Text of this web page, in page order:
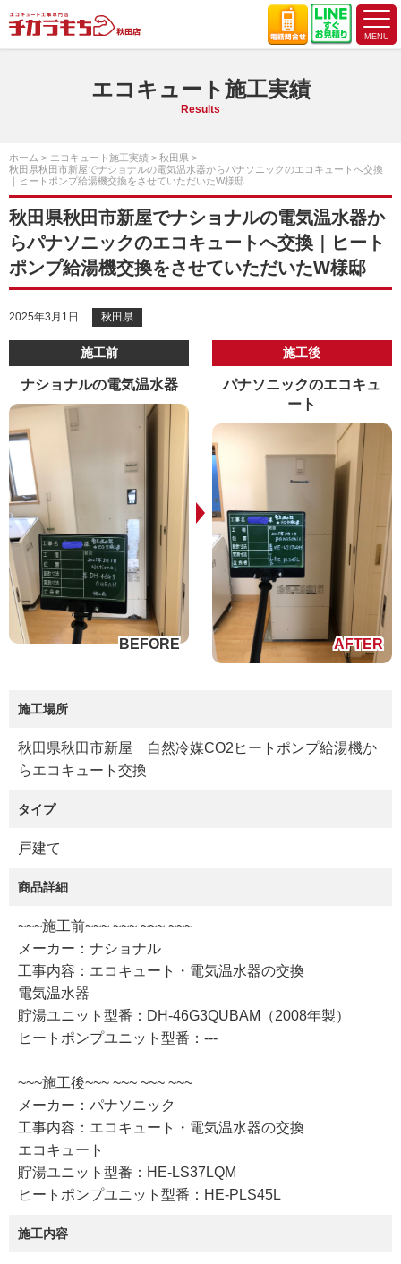
エコキュート施工実績
Results
ホーム エコキュート施工実績
秋田県
秋田県秋田市新屋でナショナルの電気温水器からパナソニックのエコキュートへ交換
｜ヒートポンプ給湯機交換をさせていただいたW様邸
秋田県秋田市新屋でナショナルの電気温水器か
らパナソニックのエコキュートへ交換｜ヒート
ポンプ給湯機交換をさせていただいたW様邸
2025年3月1日 秋田県
施工前
ナショナルの電気温水器
施工後
パナソニックのエコキュ
ート
施工場所
秋田県秋田市新屋 自然冷媒CO2ヒートポンプ給湯機か
らエコキュート交換
タイプ
戸建て
商品詳細
~~~施工前~~~ ~~~ ~~~ ~~~
メーカー：ナショナル
工事内容：エコキュート・電気温水器の交換
電気温水器
貯湯ユニット型番：DH-46G3QUBAM（2008年製）
ヒートポンプユニット型番：---
~~~施工後~~~ ~~~ ~~~ ~~~
メーカー：パナソニック
工事内容：エコキュート・電気温水器の交換
エコキュート
貯湯ユニット型番：HE-LS37LQM
ヒートポンプユニット型番：HE-PLS45L
施工内容